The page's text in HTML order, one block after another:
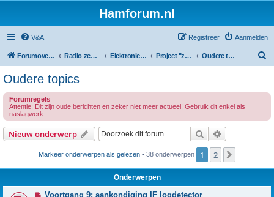
Hamforum.nl
V&A Aanmelden
Registreer
Forumoverzicht Radio zendamateur, luisteramateur en elektronica zelfbouw Elektronica en zelfbouw Project "zelfbouw spectrum analyzer" Oudere topics
Oudere topics
Forumregels
Attentie: Dit zijn oude berichten en zeker niet meer actueel! Gebruik dit enkel als
naslagwerk.
Nieuw onderwerp Zoek
Markeer onderwerpen als gelezen • 38 onderwerpen 1 2
Onderwerpen
Voortgang 9; aankondiging IF logdetector